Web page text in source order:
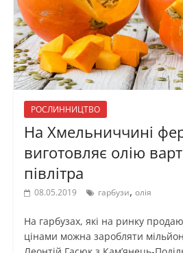
РОСЛИННИЦТВО
На Хмельниччині
виготовляє олію
півлітра
08.05.2019 гарбузи, олія
На гарбузах, які на ринку
цінами можна заробляти